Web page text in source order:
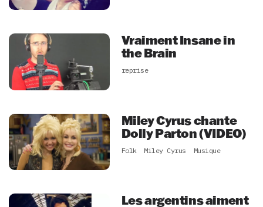
Vraiment Insane in
the Brain
reprise
Miley Cyrus chante
Dolly Parton (VIDEO)
Folk Miley Cyrus Musique
Les argentins aiment